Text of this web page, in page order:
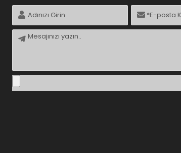
İsim
E-
posta
Mesaj